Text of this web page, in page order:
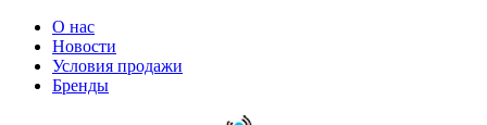
О нас
Новости
Условия продажи
Бренды